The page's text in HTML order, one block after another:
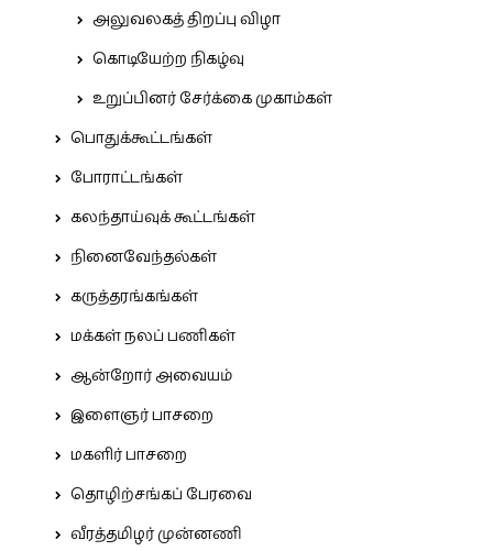
அலுவலகத் திறப்பு விழா
கொடியேற்ற நிகழ்வு
உறுப்பினர் சேர்க்கை முகாம்கள்
பொதுக்கூட்டங்கள்
போராட்டங்கள்
கலந்தாய்வுக் கூட்டங்கள்
நினைவேந்தல்கள்
கருத்தரங்கங்கள்
மக்கள் நலப் பணிகள்
ஆன்றோர் அவையம்
இளைஞர் பாசறை
மகளிர் பாசறை
தொழிற்சங்கப் பேரவை
வீரத்தமிழர் முன்னணி